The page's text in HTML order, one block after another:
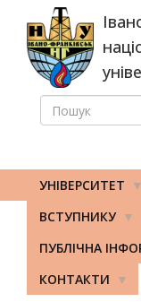
основного
вмісту
ПОШУК
УНІВЕРСИТЕТ
ВСТУПНИКУ
ПУБЛІЧНА
КОНТАКТИ